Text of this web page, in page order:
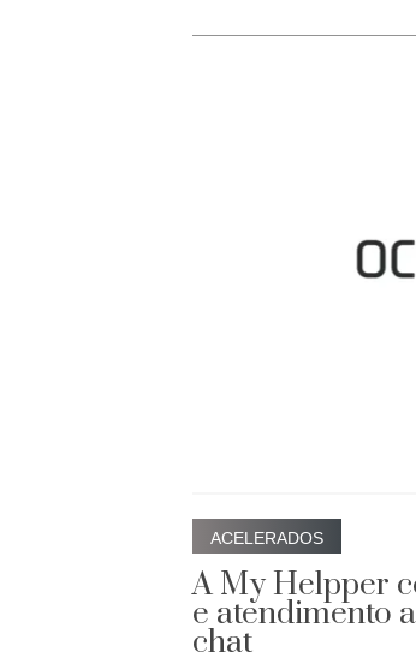
ACELERADOS
A My Helpper
e atendimento
chat